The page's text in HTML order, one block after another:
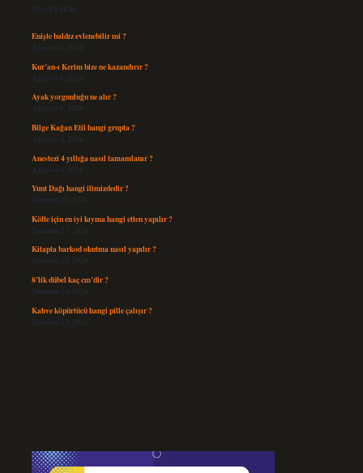
Son Yazılar
Enişte baldız evlenebilir mi ?
Ağustos 6, 2026
Kur’an-ı Kerim bize ne kazandırır ?
Ağustos 6, 2026
Ayak yorgunluğu ne alır ?
Ağustos 5, 2026
Bilge Kağan Etil hangi grupta ?
Ağustos 4, 2026
Anestezi 4 yıllığa nasıl tamamlanır ?
Ağustos 4, 2026
Yunt Dağı hangi ilimizdedir ?
Temmuz 29, 2026
Köfte için en iyi kıyma hangi etten yapılır ?
Temmuz 27, 2026
Kitapta barkod okutma nasıl yapılır ?
Temmuz 25, 2026
8’lik dübel kaç cm’dir ?
Temmuz 24, 2026
Kahve köpürtücü hangi pille çalışır ?
Temmuz 23, 2026